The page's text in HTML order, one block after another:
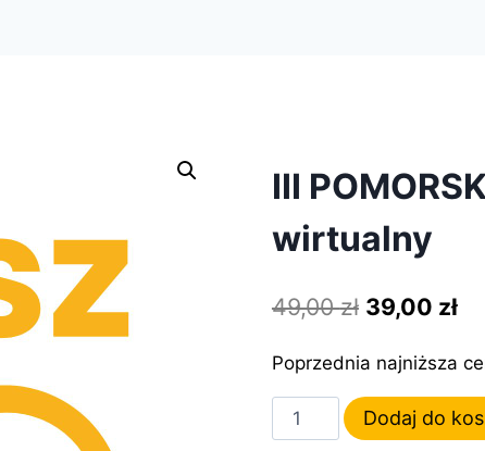
III
wirtualny
49,00zł Pierwotna
wynosiła:
49,00 zł.
39,00 zł
Poprzednia najniższa
ilość
III
Dodaj do